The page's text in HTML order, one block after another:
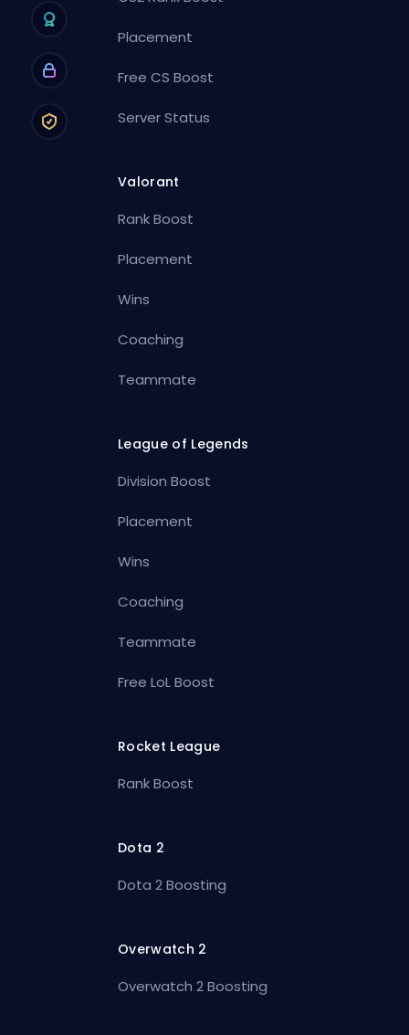
Placement
Free CS Boost
Server Status
Valorant
Rank Boost
Placement
Wins
Coaching
Teammate
League of Legends
Division Boost
Placement
Wins
Coaching
Teammate
Free LoL Boost
Rocket League
Rank Boost
Dota 2
Dota 2 Boosting
Overwatch 2
Overwatch 2 Boosting